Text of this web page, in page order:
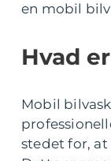
en mobil
Hvad
Mobil
stedet for,